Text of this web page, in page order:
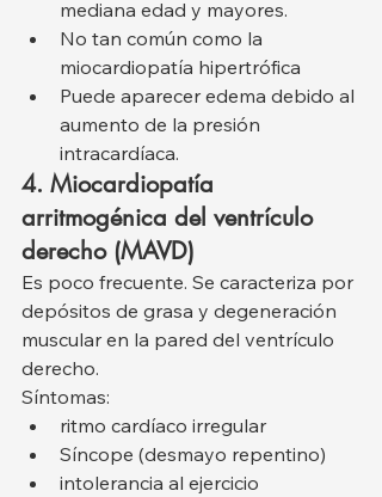
mediana edad y mayores.
No tan común como la
miocardiopatía hipertrófica
Puede aparecer edema debido al
aumento de la presión
intracardíaca.
4. Miocardiopatía
arritmogénica del ventrículo
derecho (MAVD)
Es poco frecuente. Se caracteriza por
depósitos de grasa y degeneración
muscular en la pared del ventrículo
derecho.
Síntomas:
ritmo cardíaco irregular
Síncope (desmayo repentino)
intolerancia al ejercicio